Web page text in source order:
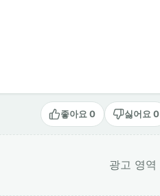
좋아요 0 싫어요 0
광고 영역